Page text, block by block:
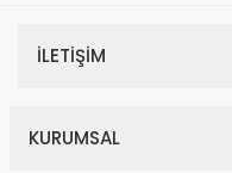
172.727,00 TL
İLETİŞİM
KURUMSAL